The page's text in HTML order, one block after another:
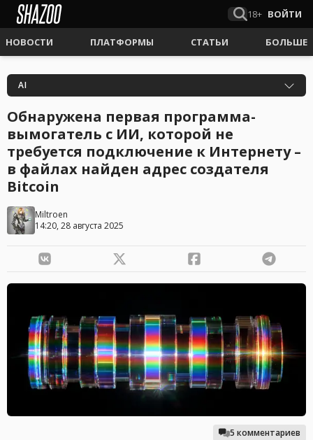
18+ ВОЙТИ
НОВОСТИ ПЛАТФОРМЫ СТАТЬИ БОЛЬШЕ
AI
Обнаружена первая программа-
вымогатель с ИИ, которой не
требуется подключение к Интернету –
в файлах найден адрес создателя
Bitcoin
Miltroen
14:20, 28 августа 2025
5 комментариев